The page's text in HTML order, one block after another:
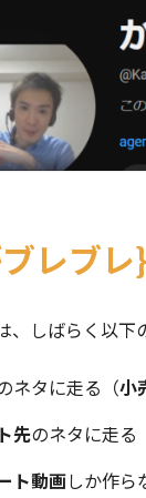
レブレ
、しばらく以下
ネタに走る（小
先のネタに走る
ト動画しか作ら